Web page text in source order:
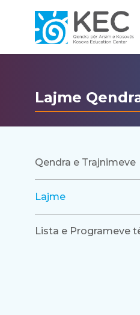
Lajme
Qendra e Trajnimeve
Lajme
Lista e Programeve